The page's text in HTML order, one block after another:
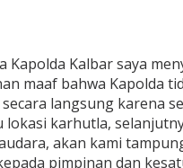
Kapolda Kalbar saya
maaf bahwa Kapolda
langsung karena
lokasi karhutla,
akan kami
pimpinan dan